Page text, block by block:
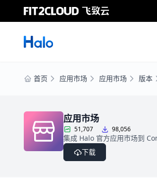
首页 应用市场 应用市场 版本
应用市场
51,707 98,056
集成 Halo 官方应用市场到
下载